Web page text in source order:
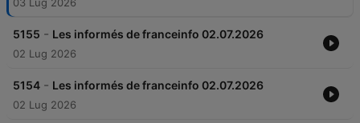
5155 - Les informés de franceinfo 02.07.2026
02 Lug 2026
5154 - Les informés de franceinfo 02.07.2026
02 Lug 2026